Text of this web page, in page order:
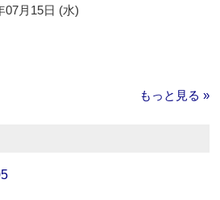
07月15日 (水)
もっと見る »